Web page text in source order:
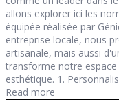
allons explorer ici les
équipée réalisée par
entreprise locale, nous
artisanale, mais aussi
transforme notre
esthétique. 1.
Read more